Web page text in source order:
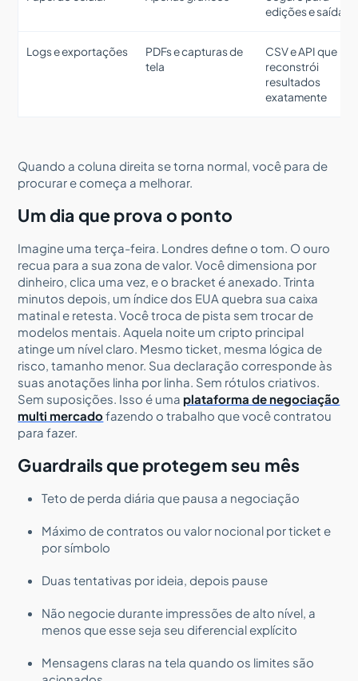
edições e saídas
Logs e exportações
PDFs e capturas de
tela
CSV e API que
reconstrói
resultados
exatamente
Quando a coluna direita se torna normal, você para de
procurar e começa a melhorar.
Um dia que prova o ponto
Imagine uma terça-feira. Londres define o tom. O ouro
recua para a sua zona de valor. Você dimensiona por
dinheiro, clica uma vez, e o bracket é anexado. Trinta
minutos depois, um índice dos EUA quebra sua caixa
matinal e retesta. Você troca de pista sem trocar de
modelos mentais. Aquela noite um cripto principal
atinge um nível claro. Mesmo ticket, mesma lógica de
risco, tamanho menor. Sua declaração corresponde às
suas anotações linha por linha. Sem rótulos criativos.
Sem suposições. Isso é uma plataforma de negociação
multi mercadofazendo o trabalho que você contratou
para fazer.
Guardrails que protegem seu mês
Teto de perda diária que pausa a negociação
Máximo de contratos ou valor nocional por ticket e
por símbolo
Duas tentativas por ideia, depois pause
Não negocie durante impressões de alto nível, a
menos que esse seja seu diferencial explícito
Mensagens claras na tela quando os limites são